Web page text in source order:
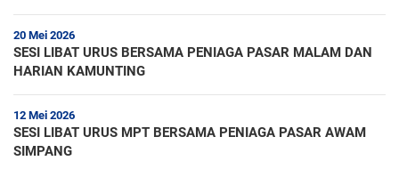
20 Mei 2026
SESI LIBAT URUS BERSAMA PENIAGA PASAR MALAM DAN
HARIAN KAMUNTING
12 Mei 2026
SESI LIBAT URUS MPT BERSAMA PENIAGA PASAR AWAM
SIMPANG